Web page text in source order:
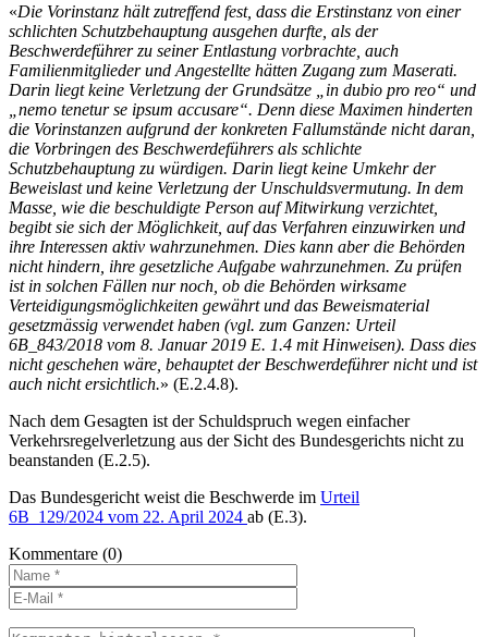
«Die Vorinstanz hält zutreffend fest, dass die Erstinstanz von einer
schlichten Schutzbehauptung ausgehen durfte, als der
Beschwerdeführer zu seiner Entlastung vorbrachte, auch
Familienmitglieder und Angestellte hätten Zugang zum Maserati.
Darin liegt keine Verletzung der Grundsätze „in dubio pro reo“ und
„nemo tenetur se ipsum accusare“. Denn diese Maximen hinderten
die Vorinstanzen aufgrund der konkreten Fallumstände nicht daran,
die Vorbringen des Beschwerdeführers als schlichte
Schutzbehauptung zu würdigen. Darin liegt keine Umkehr der
Beweislast und keine Verletzung der Unschuldsvermutung. In dem
Masse, wie die beschuldigte Person auf Mitwirkung verzichtet,
begibt sie sich der Möglichkeit, auf das Verfahren einzuwirken und
ihre Interessen aktiv wahrzunehmen. Dies kann aber die Behörden
nicht hindern, ihre gesetzliche Aufgabe wahrzunehmen. Zu prüfen
ist in solchen Fällen nur noch, ob die Behörden wirksame
Verteidigungsmöglichkeiten gewährt und das Beweismaterial
gesetzmässig verwendet haben (vgl. zum Ganzen: Urteil
6B_843/2018 vom 8. Januar 2019 E. 1.4 mit Hinweisen). Dass dies
nicht geschehen wäre, behauptet der Beschwerdeführer nicht und ist
auch nicht ersichtlich.» (E.2.4.8).
Nach dem Gesagten ist der Schuldspruch wegen einfacher
Verkehrsregelverletzung aus der Sicht des Bundesgerichts nicht zu
beanstanden (E.2.5).
Das Bundesgericht weist die Beschwerde im Urteil
6B_129/2024 vom 22. April 2024 ab (E.3).
Kommentare (0)